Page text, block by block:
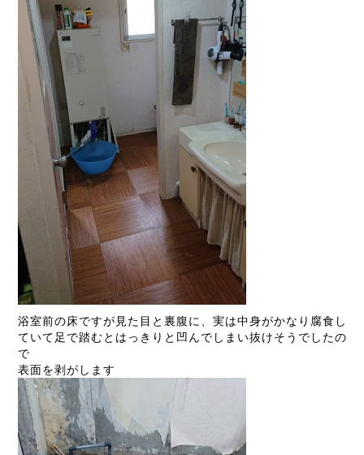
浴室前の床ですが見た目と裏腹に、実は中身がかなり腐食し
ていて足で踏むとはっきりと凹んでしまい抜けそうでしたの
で
表面を剥がします